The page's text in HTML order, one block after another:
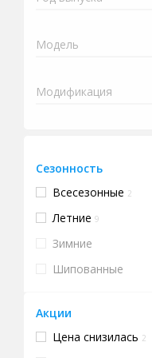
Сезонность
Всесезонные 2
Летние 9
Зимние
Шипованные
Акции
Цена снизилась 2